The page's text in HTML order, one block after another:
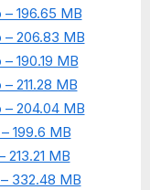
196.65 MB
206.83 MB
190.19 MB
211.28 MB
204.04 MB
199.6 MB
MB
332.48 MB